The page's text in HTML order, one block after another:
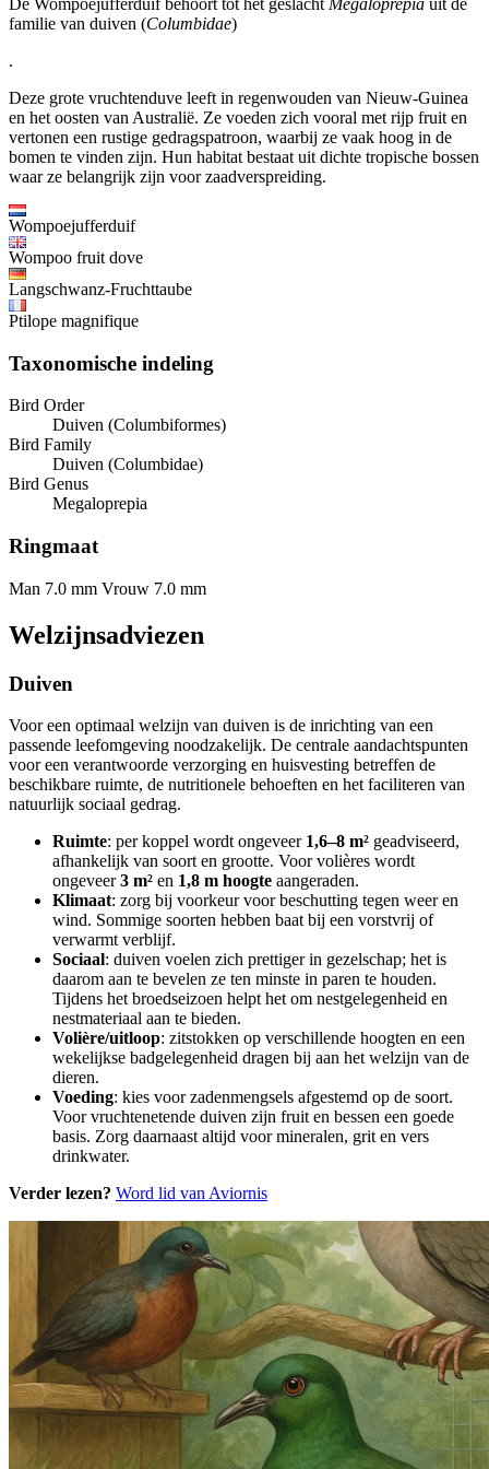
De Wompoejufferduif behoort tot het geslacht Megaloprepia uit de
familie van duiven (Columbidae)
.
Deze grote vruchtenduve leeft in regenwouden van Nieuw-Guinea
en het oosten van Australië. Ze voeden zich vooral met rijp fruit en
vertonen een rustige gedragspatroon, waarbij ze vaak hoog in de
bomen te vinden zijn. Hun habitat bestaat uit dichte tropische bossen
waar ze belangrijk zijn voor zaadverspreiding.
Wompoejufferduif
Wompoo fruit dove
Langschwanz-Fruchttaube
Ptilope magnifique
Taxonomische indeling
Bird Order
Duiven (Columbiformes)
Bird Family
Duiven (Columbidae)
Bird Genus
Megaloprepia
Ringmaat
Man 7.0 mm Vrouw 7.0 mm
Welzijnsadviezen
Duiven
Voor een optimaal welzijn van duiven is de inrichting van een
passende leefomgeving noodzakelijk. De centrale aandachtspunten
voor een verantwoorde verzorging en huisvesting betreffen de
beschikbare ruimte, de nutritionele behoeften en het faciliteren van
natuurlijk sociaal gedrag.
Ruimte: per koppel wordt ongeveer 1,6–8 m² geadviseerd,
afhankelijk van soort en grootte. Voor volières wordt
ongeveer3 m² en 1,8 m hoogte aangeraden.
Klimaat: zorg bij voorkeur voor beschutting tegen weer en
wind. Sommige soorten hebben baat bij een vorstvrij of
verwarmt verblijf.
Sociaal: duiven voelen zich prettiger in gezelschap; het is
daarom aan te bevelen ze ten minste in paren te houden.
Tijdens het broedseizoen helpt het om nestgelegenheid en
nestmateriaal aan te bieden.
Volière/uitloop: zitstokken op verschillende hoogten en een
wekelijkse badgelegenheid dragen bij aan het welzijn van de
dieren.
Voeding: kies voor zadenmengsels afgestemd op de soort.
Voor vruchtenetende duiven zijn fruit en bessen een goede
basis. Zorg daarnaast altijd voor mineralen, grit en vers
drinkwater.
Verder lezen? Word lid van Aviornis